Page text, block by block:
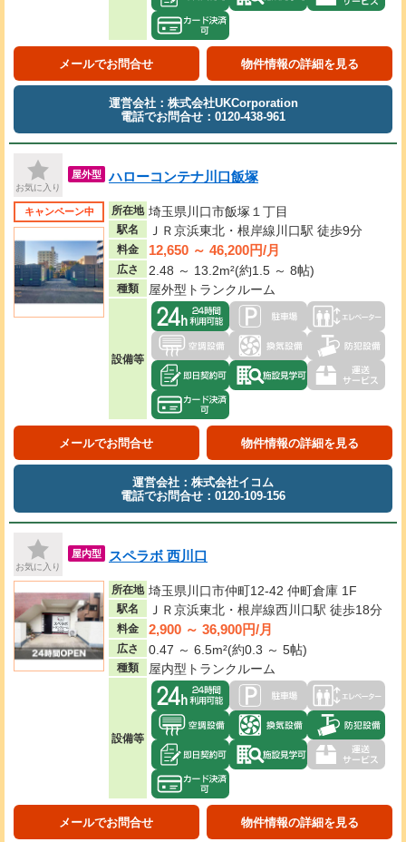
メールでお問合せ 物件情報の詳細を見る
運営会社：株式会社UKCorporation
電話でお問合せ：0120-438-961
お気に入り
屋外型 ハローコンテナ川口飯塚
キャンペーン中 所在地 埼玉県川口市飯塚１丁目
駅名 ＪＲ京浜東北・根岸線川口駅 徒歩9分
料金 12,650 ～ 46,200円/月
広さ 2.48 ～ 13.2m²(約1.5 ～ 8帖)
種類 屋外型トランクルーム
設備等
メールでお問合せ 物件情報の詳細を見る
運営会社：株式会社イコム
電話でお問合せ：0120-109-156
お気に入り
屋内型 スペラボ 西川口
所在地 埼玉県川口市仲町12-42 仲町倉庫 1F
駅名 ＪＲ京浜東北・根岸線西川口駅 徒歩18分
料金 2,900 ～ 36,900円/月
広さ 0.47 ～ 6.5m²(約0.3 ～ 5帖)
種類 屋内型トランクルーム
設備等
メールでお問合せ 物件情報の詳細を見る